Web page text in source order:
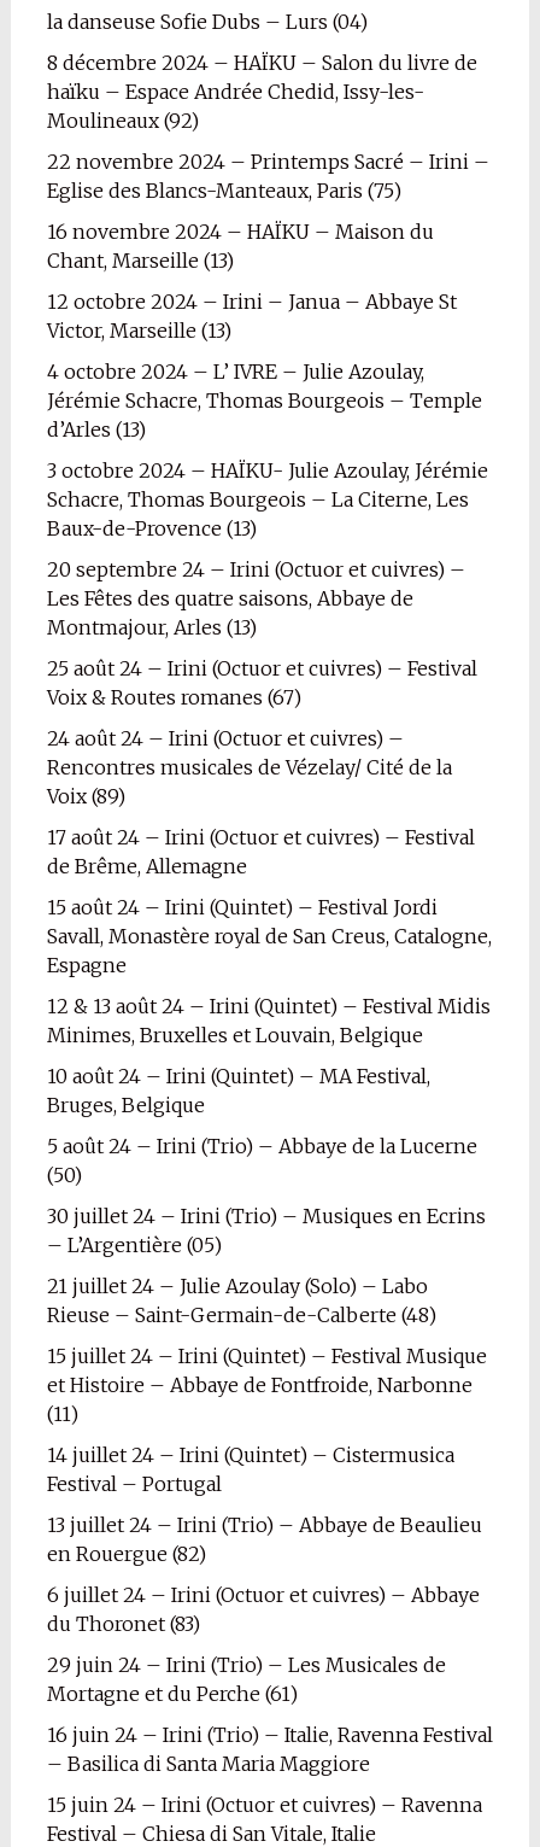
la danseuse Sofie Dubs – Lurs (04)
8 décembre 2024 – HAÏKU – Salon du livre de
haïku – Espace Andrée Chedid, Issy-les-
Moulineaux (92)
22 novembre 2024 – Printemps Sacré – Irini –
Eglise des Blancs-Manteaux, Paris (75)
16 novembre 2024 – HAÏKU – Maison du
Chant, Marseille (13)
12 octobre 2024 – Irini – Janua – Abbaye St
Victor, Marseille (13)
4 octobre 2024 – L’ IVRE – Julie Azoulay,
Jérémie Schacre, Thomas Bourgeois – Temple
d’Arles (13)
3 octobre 2024 – HAÏKU- Julie Azoulay, Jérémie
Schacre, Thomas Bourgeois – La Citerne, Les
Baux-de-Provence (13)
20 septembre 24 – Irini (Octuor et cuivres) –
Les Fêtes des quatre saisons, Abbaye de
Montmajour, Arles (13)
25 août 24 – Irini (Octuor et cuivres) – Festival
Voix & Routes romanes (67)
24 août 24 – Irini (Octuor et cuivres) –
Rencontres musicales de Vézelay/ Cité de la
Voix (89)
17 août 24 – Irini (Octuor et cuivres) – Festival
de Brême, Allemagne
15 août 24 – Irini (Quintet) – Festival Jordi
Savall, Monastère royal de San Creus, Catalogne,
Espagne
12 & 13 août 24 – Irini (Quintet) – Festival Midis
Minimes, Bruxelles et Louvain, Belgique
10 août 24 – Irini (Quintet) – MA Festival,
Bruges, Belgique
5 août 24 – Irini (Trio) – Abbaye de la Lucerne
(50)
30 juillet 24 – Irini (Trio) – Musiques en Ecrins
– L’Argentière (05)
21 juillet 24 – Julie Azoulay (Solo) – Labo
Rieuse – Saint-Germain-de-Calberte (48)
15 juillet 24 – Irini (Quintet) – Festival Musique
et Histoire – Abbaye de Fontfroide, Narbonne
(11)
14 juillet 24 – Irini (Quintet) – Cistermusica
Festival – Portugal
13 juillet 24 – Irini (Trio) – Abbaye de Beaulieu
en Rouergue (82)
6 juillet 24 – Irini (Octuor et cuivres) – Abbaye
du Thoronet (83)
29 juin 24 – Irini (Trio) – Les Musicales de
Mortagne et du Perche (61)
16 juin 24 – Irini (Trio) – Italie, Ravenna Festival
– Basilica di Santa Maria Maggiore
15 juin 24 – Irini (Octuor et cuivres) – Ravenna
Festival – Chiesa di San Vitale, Italie